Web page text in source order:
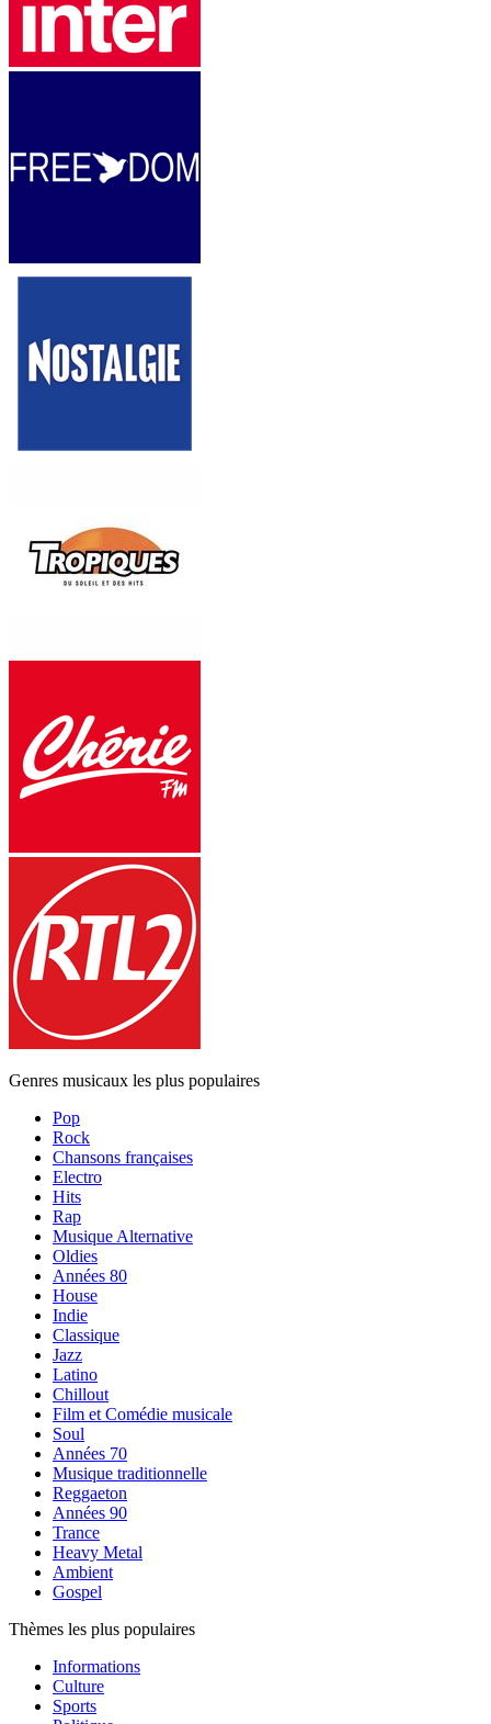
Genres musicaux les plus populaires
Pop
Rock
Chansons françaises
Electro
Hits
Rap
Musique Alternative
Oldies
Années 80
House
Indie
Classique
Jazz
Latino
Chillout
Film et Comédie musicale
Soul
Années 70
Musique traditionnelle
Reggaeton
Années 90
Trance
Heavy Metal
Ambient
Gospel
Thèmes les plus populaires
Informations
Culture
Sports